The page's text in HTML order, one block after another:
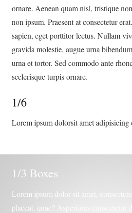
ornare. Aenean quam nisl, tristique
non ipsum. Praesent at consectetur
sapien, eget porttitor lectus. Nullam
gravida molestie, augue urna
urna et tortor. Sed commodo ante
scelerisque turpis ornare.
1/6
Lorem ipsum dolorsit amet adipisicing
1/3 Boxes
Lorem ipsum dolor sit amet,
placeat, quae? Asperiores consectetur